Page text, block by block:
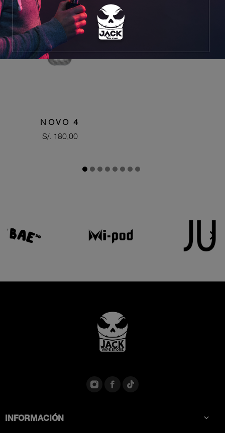
NOVO 4
Precio
S/. 180,00
 
 
INFORMACIÓN 